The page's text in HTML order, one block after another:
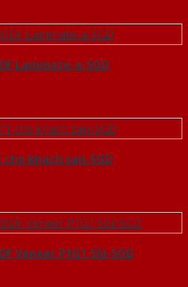
Laminate-a-SGD
cho khach san-SGD
Veneer P1G1 Sồi-SGD